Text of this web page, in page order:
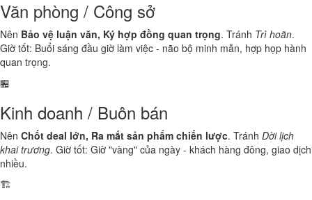
Văn phòng / Công sở
Nên Bảo vệ luận văn, Ký hợp đồng quan trọng. Tránh Trì hoãn.
Giờ tốt: Buổi sáng đầu giờ làm việc - não bộ minh mẫn, hợp họp hành
quan trọng.
🏪
Kinh doanh / Buôn bán
Nên Chốt deal lớn, Ra mắt sản phẩm chiến lược. Tránh Dời lịch
khai trương. Giờ tốt: Giờ "vàng" của ngày - khách hàng đông, giao dịch
nhiều.
🏗️